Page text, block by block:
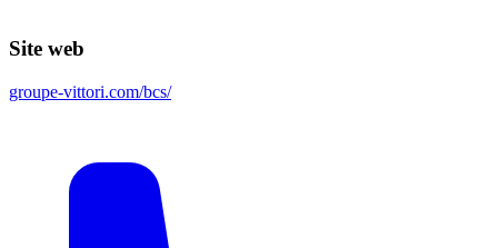
Site web
groupe-vittori.com/bcs/